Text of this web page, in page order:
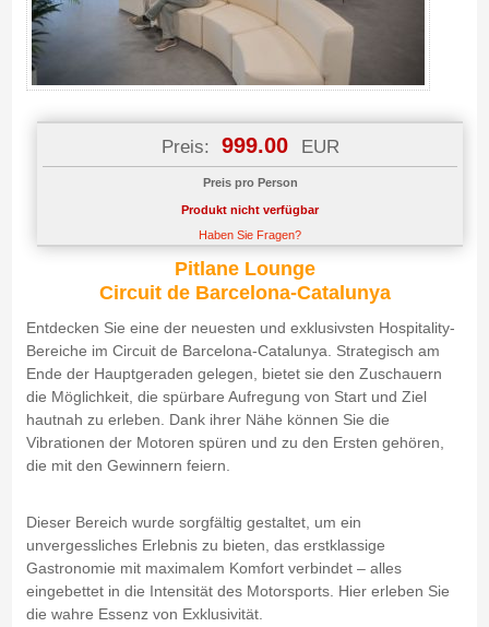
Preis: 999.00 EUR
Preis pro Person
Produkt nicht verfügbar
Haben Sie Fragen?
Pitlane Lounge
Circuit de Barcelona-Catalunya
Entdecken Sie eine der neuesten und exklusivsten Hospitality-
Bereiche im Circuit de Barcelona-Catalunya. Strategisch am
Ende der Hauptgeraden gelegen, bietet sie den Zuschauern
die Möglichkeit, die spürbare Aufregung von Start und Ziel
hautnah zu erleben. Dank ihrer Nähe können Sie die
Vibrationen der Motoren spüren und zu den Ersten gehören,
die mit den Gewinnern feiern.
Dieser Bereich wurde sorgfältig gestaltet, um ein
unvergessliches Erlebnis zu bieten, das erstklassige
Gastronomie mit maximalem Komfort verbindet – alles
eingebettet in die Intensität des Motorsports. Hier erleben Sie
die wahre Essenz von Exklusivität.